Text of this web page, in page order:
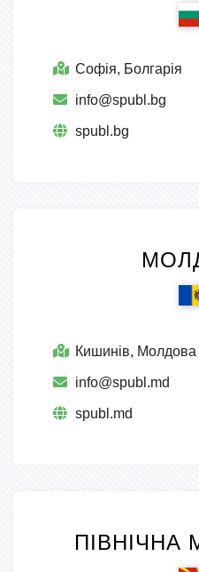
Софія, Болгарія
info@spubl.bg
spubl.bg
Кишинів, Молдова
info@spubl.md
spubl.md
ПІВНІЧНА